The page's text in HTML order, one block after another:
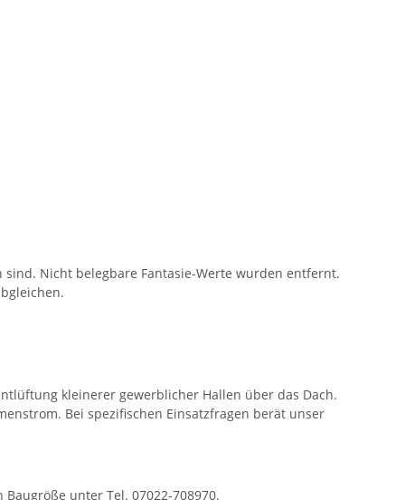
Nicht belegbare Fantasie-Werte wurden entfernt.
kleinerer gewerblicher Hallen über das Dach.
Bei spezifischen Einsatzfragen berät unser
unter Tel. 07022-708970.